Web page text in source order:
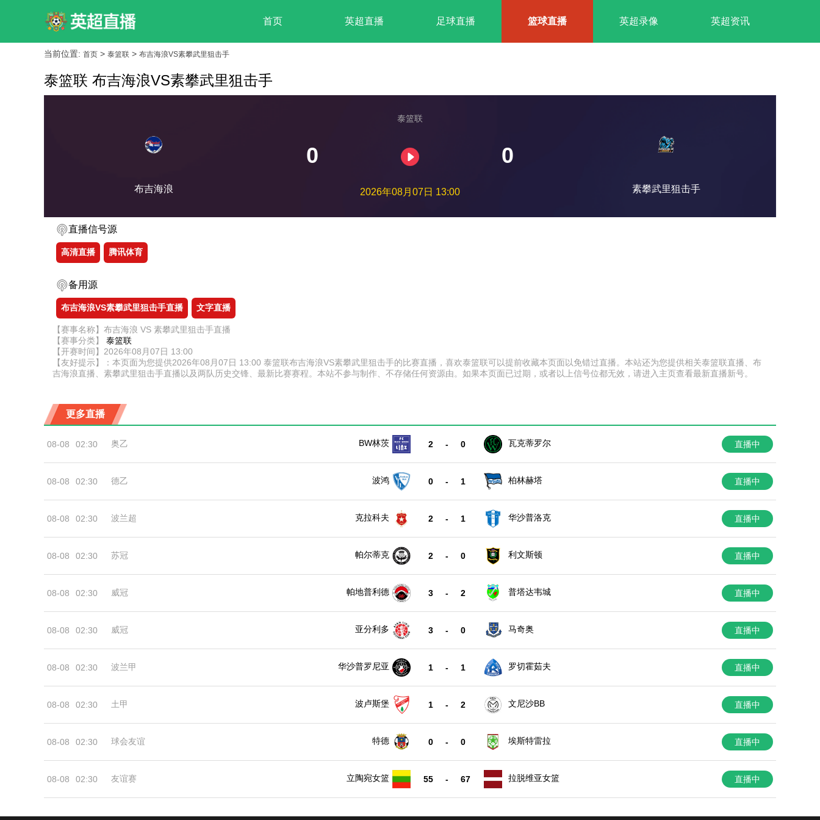
首页 英超直播 足球直播 篮球直播 英超录像 英超资讯
当前位置: 首页 > 泰篮联 > 布吉海浪VS素攀武里狙击手
泰篮联 布吉海浪VS素攀武里狙击手
布吉海浪
泰篮联
0 0
2026年08月07日 13:00 素攀武里狙击手
直播信号源
高清直播 腾讯体育
备用源
布吉海浪VS素攀武里狙击手直播 文字直播
【赛事名称】布吉海浪 VS 素攀武里狙击手直播
【赛事分类】 泰篮联
【开赛时间】2026年08月07日 13:00
【友好提示】：本页面为您提供2026年08月07日 13:00 泰篮联布吉海浪VS素攀武里狙击手的比赛直播，喜欢泰篮联可以提前收藏本页面以免错过直播。本站还为您提供相关泰篮联直播、布
吉海浪直播、素攀武里狙击手直播以及两队历史交锋、最新比赛赛程。本站不参与制作、不存储任何资源由。如果本页面已过期，或者以上信号位都无效，请进入主页查看最新直播新号。
更多直播
08-08 02:30 奥乙 BW林茨 2 - 0 瓦克蒂罗尔 直播中
08-08 02:30 德乙 波鸿 0 - 1 柏林赫塔 直播中
08-08 02:30 波兰超 克拉科夫 2 - 1 华沙普洛克 直播中
08-08 02:30 苏冠 帕尔蒂克 2 - 0 利文斯顿 直播中
08-08 02:30 威冠 帕地普利德 3 - 2 普塔达韦城 直播中
08-08 02:30 威冠 亚分利多 3 - 0 马奇奥 直播中
08-08 02:30 波兰甲 华沙普罗尼亚 1 - 1 罗切霍茹夫 直播中
08-08 02:30 土甲 波卢斯堡 1 - 2 文尼沙BB 直播中
08-08 02:30 球会友谊 特德 0 - 0 埃斯特雷拉 直播中
08-08 02:30 友谊赛 立陶宛女篮 55 - 67 拉脱维亚女篮 直播中